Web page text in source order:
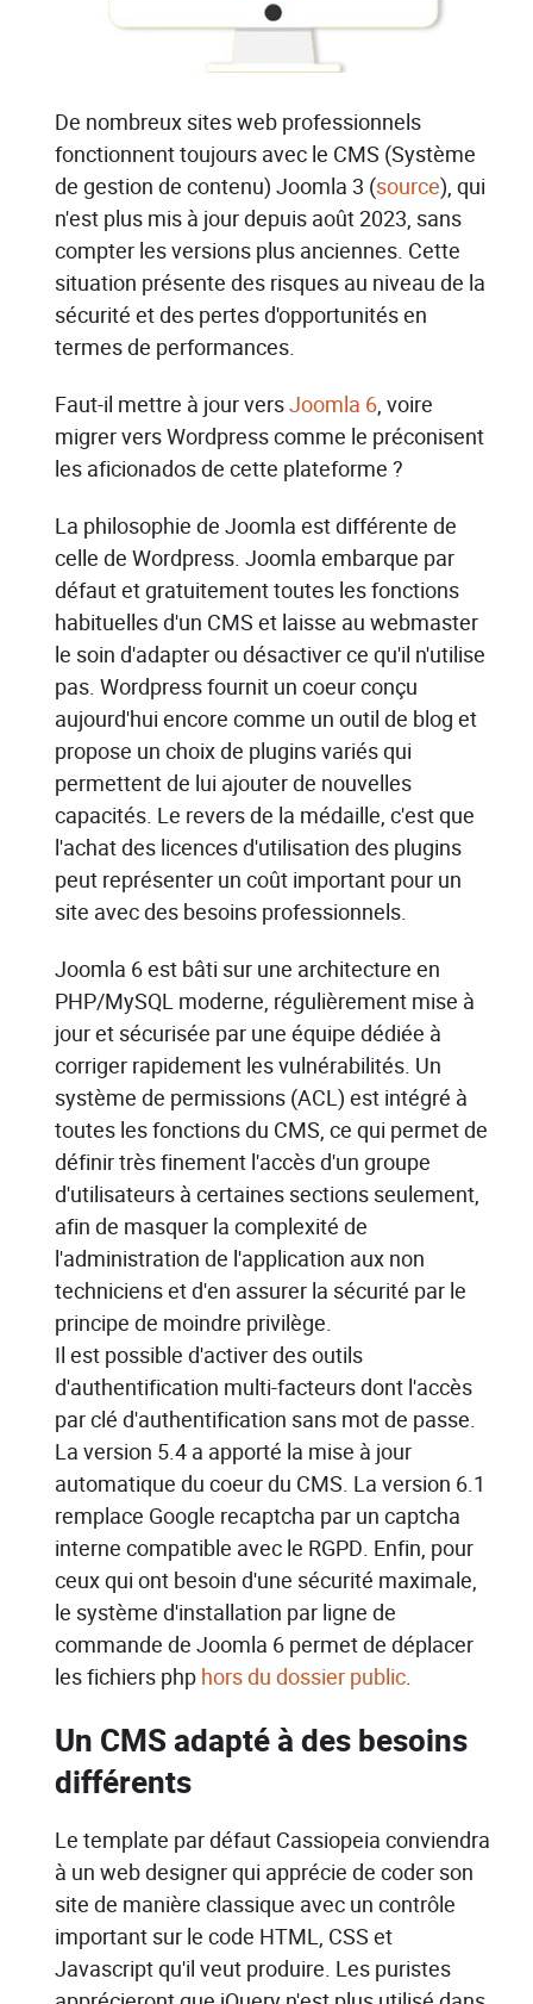
De nombreux sites web professionnels
fonctionnent toujours avec le CMS (Système
de gestion de contenu) Joomla 3 (source), qui
n'est plus mis à jour depuis août 2023, sans
compter les versions plus anciennes. Cette
situation présente des risques au niveau de la
sécurité et des pertes d'opportunités en
termes de performances.
Faut-il mettre à jour versJoomla 6, voire
migrer vers Wordpress comme le préconisent
les aficionados de cette plateforme ?
La philosophie de Joomla est différente de
celle de Wordpress. Joomla embarque par
défaut et gratuitement toutes les fonctions
habituelles d'un CMS et laisse au webmaster
le soin d'adapter ou désactiver ce qu'il n'utilise
pas. Wordpress fournit un coeur conçu
aujourd'hui encore comme un outil de blog et
propose un choix de plugins variés qui
permettent de lui ajouter de nouvelles
capacités. Le revers de la médaille, c'est que
l'achat des licences d'utilisation des plugins
peut représenter un coût important pour un
site avec des besoins professionnels.
Joomla 6 est bâti sur une architecture en
PHP/MySQL moderne, régulièrement mise à
jour et sécurisée par une équipe dédiée à
corriger rapidement les vulnérabilités. Un
système de permissions (ACL) est intégré à
toutes les fonctions du CMS, ce qui permet de
définir très finement l'accès d'un groupe
d'utilisateurs à certaines sections seulement,
afin de masquer la complexité de
l'administration de l'application aux non
techniciens et d'en assurer la sécurité par le
principe de moindre privilège.
Il est possible d'activer des outils
d'authentification multi-facteurs dont l'accès
par clé d'authentification sans mot de passe.
La version 5.4 a apporté la mise à jour
automatique du coeur du CMS. La version 6.1
remplace Google recaptcha par un captcha
interne compatible avec le RGPD. Enfin, pour
ceux qui ont besoin d'une sécurité maximale,
le système d'installation par ligne de
commande de Joomla 6 permet de déplacer
les fichiers php hors du dossier public.
Un CMS adapté à des besoins
différents
Le template par défaut Cassiopeia conviendra
à un web designer qui apprécie de coder son
site de manière classique avec un contrôle
important sur le code HTML, CSS et
Javascript qu'il veut produire. Les puristes